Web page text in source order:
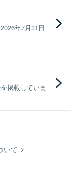
年7月31日
掲載していま
いて